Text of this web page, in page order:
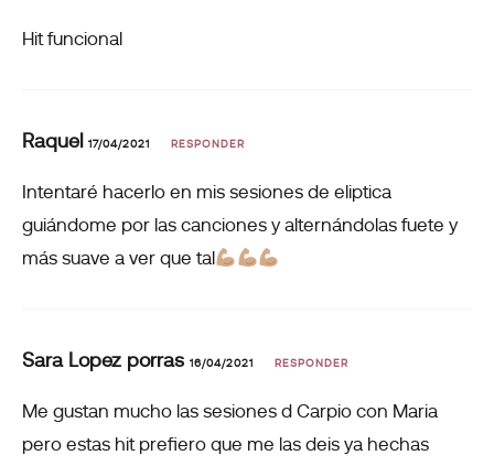
Hit funcional
Raquel 17/04/2021 RESPONDER
Intentaré hacerlo en mis sesiones de eliptica
guiándome por las canciones y alternándolas fuete y
más suave a ver que tal
Sara Lopez porras 16/04/2021 RESPONDER
Me gustan mucho las sesiones d Carpio con Maria
pero estas hit prefiero que me las deis ya hechas